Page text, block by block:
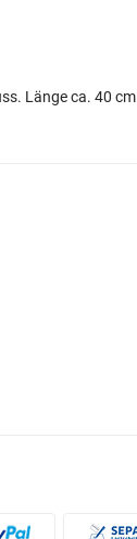
Länge ca. 40 cm